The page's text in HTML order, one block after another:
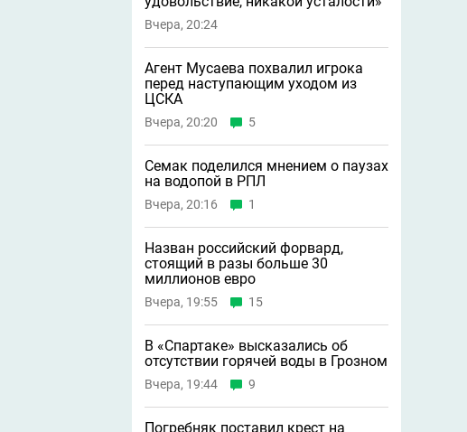
Вчера, 20:24
Агент Мусаева похвалил игрока
перед наступающим уходом из
ЦСКА
Вчера, 20:20 5
Семак поделился мнением о паузах
на водопой в РПЛ
Вчера, 20:16 1
Назван российский форвард,
стоящий в разы больше 30
миллионов евро
Вчера, 19:55 15
В «Спартаке» высказались об
отсутствии горячей воды в Грозном
Вчера, 19:44 9
Погребняк поставил крест на